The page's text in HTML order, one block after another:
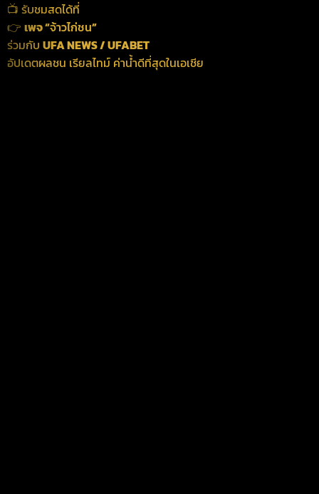
📺 รับชมสดได้ที่
👉 เพจ “จ้าวไก่ชน”
ร่วมกับ UFA NEWS / UFABET
อัปเดตผลชน เรียลไทม์ ค่าน้ำดีที่สุดในเอเชีย